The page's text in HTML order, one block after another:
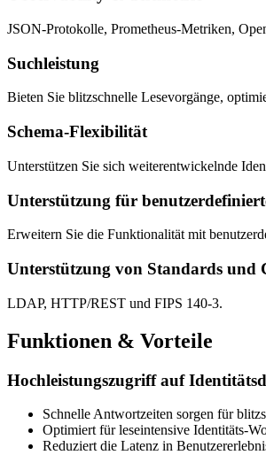
JSON-Protokolle, Prometheus-Metriken,
Suchleistung
Bieten Sie blitzschnelle Lesevorgänge,
Schema-Flexibilität
Unterstützen Sie sich weiterentwickelnde
Unterstützung für
Erweitern Sie die Funktionalität mit
Unterstützung von Standards und
LDAP, HTTP/REST und FIPS 140-3.
Funktionen & Vorteile
Hochleistungszugriff auf
Schnelle Antwortzeiten sorgen für
Optimiert für leseintensive Identitäts-
Reduziert die Latenz in